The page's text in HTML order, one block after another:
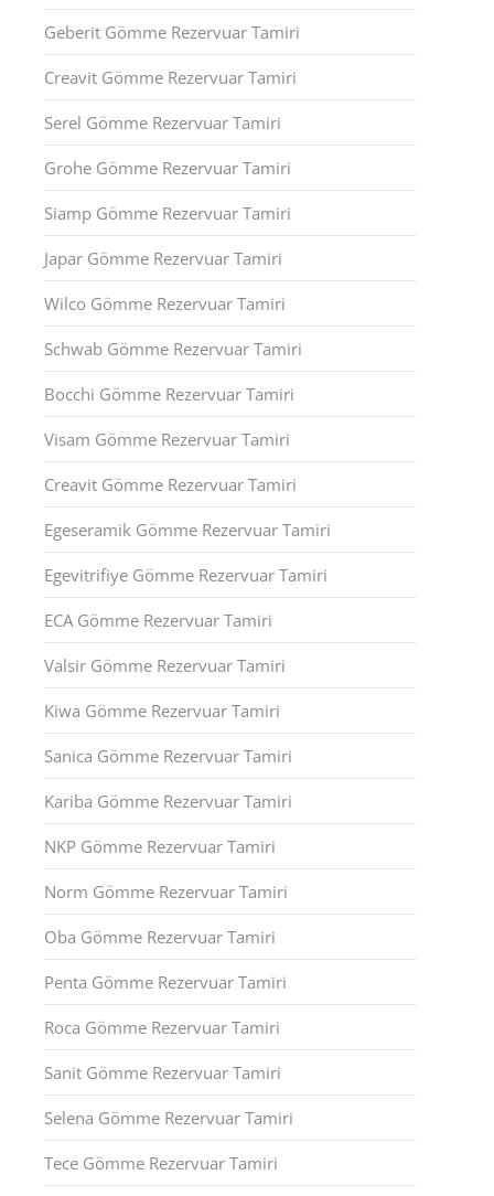
Geberit Gömme Rezervuar Tamiri
Creavit Gömme Rezervuar Tamiri
Serel Gömme Rezervuar Tamiri
Grohe Gömme Rezervuar Tamiri
Siamp Gömme Rezervuar Tamiri
Japar Gömme Rezervuar Tamiri
Wilco Gömme Rezervuar Tamiri
Schwab Gömme Rezervuar Tamiri
Bocchi Gömme Rezervuar Tamiri
Visam Gömme Rezervuar Tamiri
Creavit Gömme Rezervuar Tamiri
Egeseramik Gömme Rezervuar Tamiri
Egevitrifiye Gömme Rezervuar Tamiri
ECA Gömme Rezervuar Tamiri
Valsir Gömme Rezervuar Tamiri
Kiwa Gömme Rezervuar Tamiri
Sanica Gömme Rezervuar Tamiri
Kariba Gömme Rezervuar Tamiri
NKP Gömme Rezervuar Tamiri
Norm Gömme Rezervuar Tamiri
Oba Gömme Rezervuar Tamiri
Penta Gömme Rezervuar Tamiri
Roca Gömme Rezervuar Tamiri
Sanit Gömme Rezervuar Tamiri
Selena Gömme Rezervuar Tamiri
Tece Gömme Rezervuar Tamiri